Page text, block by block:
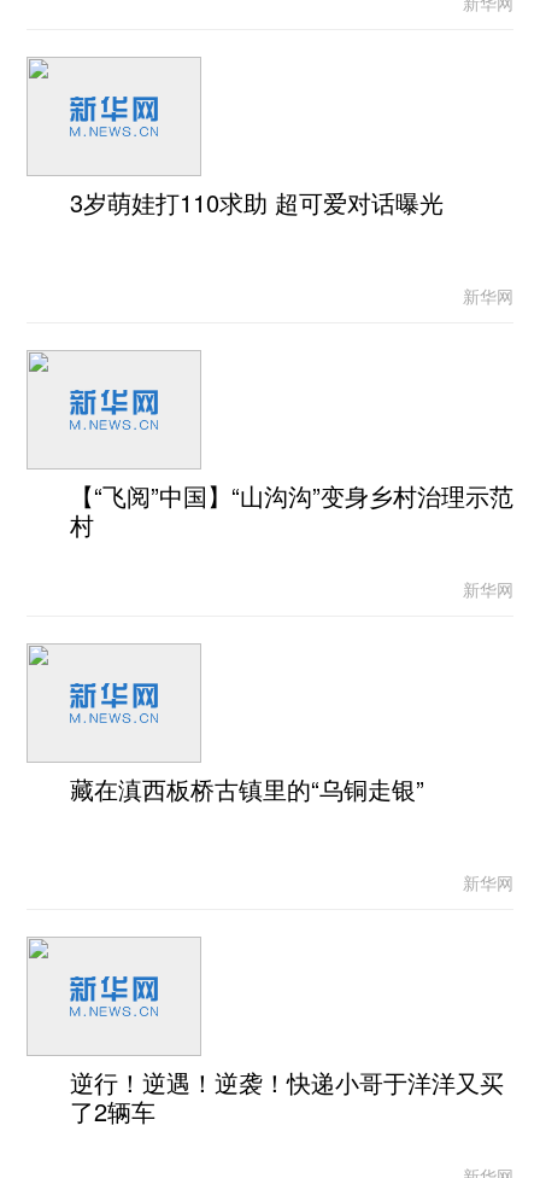
3岁萌娃打110求助 超可爱对话曝光
新华网
【“飞阅”中国】“山沟沟”变身乡村治理示范
村
新华网
藏在滇西板桥古镇里的“乌铜走银”
新华网
逆行！逆遇！逆袭！快递小哥于洋洋又买
了2辆车